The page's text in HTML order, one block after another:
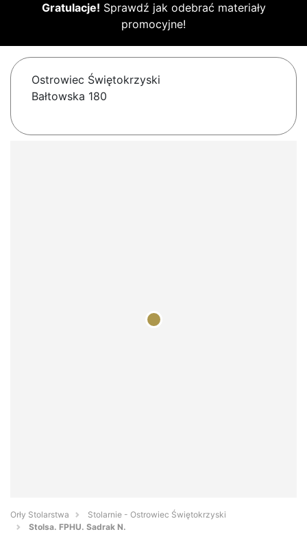
Gratulacje! Sprawdź jak odebrać materiały
promocyjne!
Ostrowiec Świętokrzyski
Bałtowska 180
Orły Stolarstwa
Stolarnie - Ostrowiec Świętokrzyski
Stolsa. FPHU. Sadrak N.